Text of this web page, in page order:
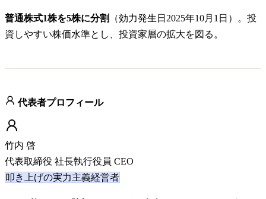
普通株式1株を5株に分割
（効力発生日2025年10月1日）。投
資しやすい株価水準とし、投資家層の拡大を図る。
代表者プロフィール
竹内 啓
代表取締役 社長執行役員 CEO
叩き上げの実力主義経営者